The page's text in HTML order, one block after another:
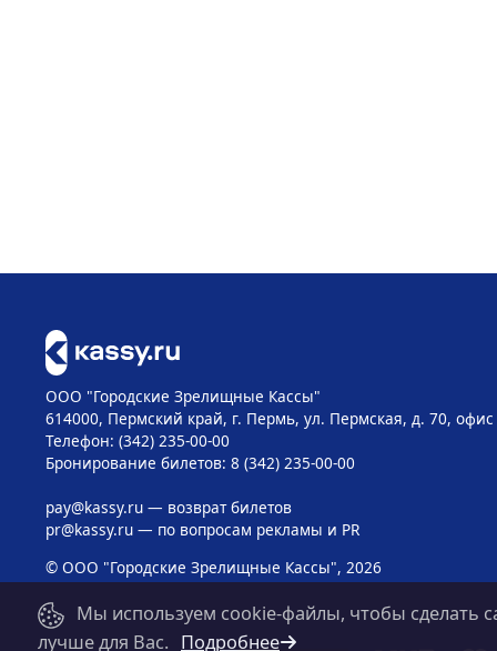
ООО "Городские Зрелищные Кассы"
614000, Пермский край, г. Пермь, ул. Пермская, д. 70, офис
Телефон: (342) 235-00-00
Бронирование билетов: 8 (342) 235-00-00
pay@kassy.ru— возврат билетов
pr@kassy.ru— по вопросам рекламы и PR
© ООО "Городские Зрелищные Кассы", 2026
Мы используем cookie-файлы, чтобы сделать
лучше для Вас. Подробнее